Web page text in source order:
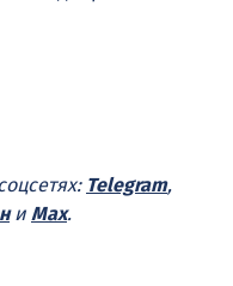
Telegram,
и Max.